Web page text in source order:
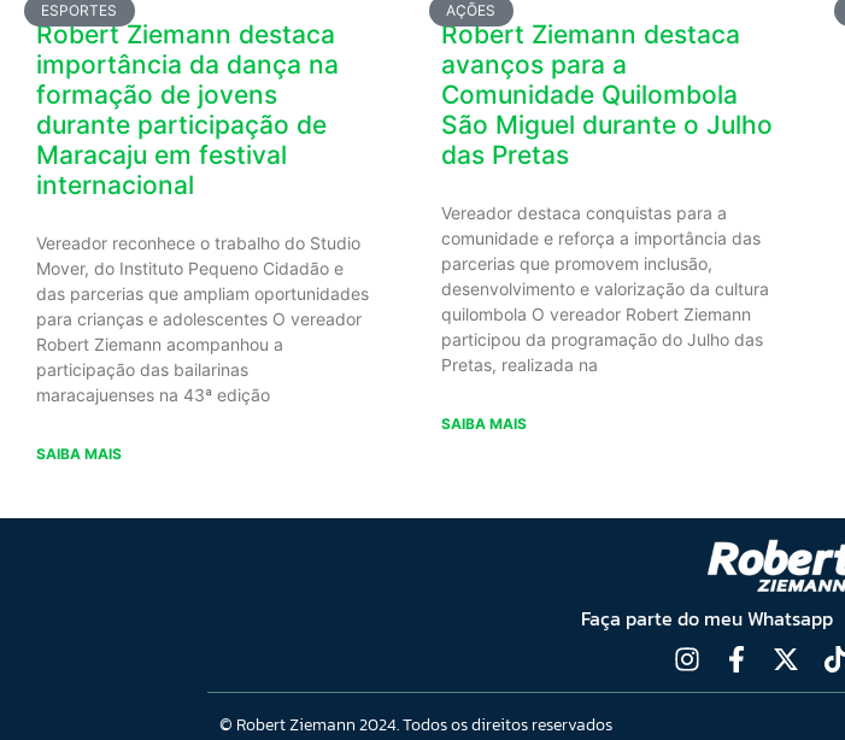
ESPORTES
Robert Ziemann destaca
importância da dança na
formação de jovens
durante participação de
Maracaju em festival
internacional
Vereador reconhece o trabalho do Studio
Mover, do Instituto Pequeno Cidadão e
das parcerias que ampliam oportunidades
para crianças e adolescentes O vereador
Robert Ziemann acompanhou a
participação das bailarinas
maracajuenses na 43ª edição
SAIBA MAIS
AÇÕES
Robert Ziemann destaca
avanços para a
Comunidade Quilombola
São Miguel durante o Julho
das Pretas
Vereador destaca conquistas para a
comunidade e reforça a importância das
parcerias que promovem inclusão,
desenvolvimento e valorização da cultura
quilombola O vereador Robert Ziemann
participou da programação do Julho das
Pretas, realizada na
SAIBA MAIS
Faça parte do meu Whatsapp
© Robert Ziemann 2024. Todos os direitos reservados